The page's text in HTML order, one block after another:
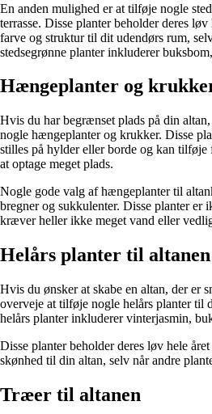
En anden mulighed er at tilføje nogle
terrasse. Disse planter beholder deres
farve og struktur til dit udendørs rum,
stedsegrønne planter inkluderer
Hængeplanter og
Hvis du har begrænset plads på din
nogle hængeplanter og krukker. Disse
stilles på hylder eller borde og kan
at optage meget plads.
Nogle gode valg af hængeplanter til
bregner og sukkulenter. Disse planter er
kræver heller ikke meget vand eller
Helårs planter til altanen
Hvis du ønsker at skabe en altan, der er
overveje at tilføje nogle helårs planter til
helårs planter inkluderer vinterjasmin,
Disse planter beholder deres løv hele
skønhed til din altan, selv når andre
Træer til altanen